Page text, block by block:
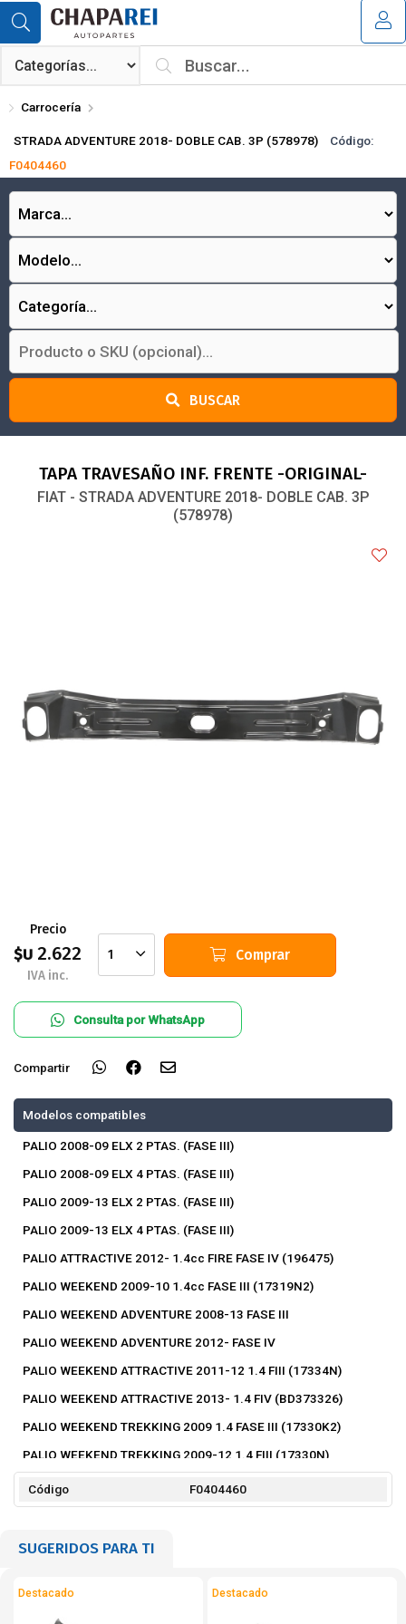
Compartir por email
¿Tienes cupón de descuento?
Carrocería
STRADA ADVENTURE 2018- DOBLE CAB. 3P (578978)
Código:
F0404460
BUSCAR
TAPA TRAVESAÑO INF. FRENTE -ORIGINAL-
FIAT - STRADA ADVENTURE 2018- DOBLE CAB. 3P
(578978)
Precio
$U 2.622
IVA inc.
1 Comprar
Consulta por WhatsApp
Compartir
Modelos compatibles
PALIO 2008-09 ELX 2 PTAS. (FASE III)
PALIO 2008-09 ELX 4 PTAS. (FASE III)
PALIO 2009-13 ELX 2 PTAS. (FASE III)
PALIO 2009-13 ELX 4 PTAS. (FASE III)
PALIO ATTRACTIVE 2012- 1.4cc FIRE FASE IV (196475)
PALIO WEEKEND 2009-10 1.4cc FASE III (17319N2)
PALIO WEEKEND ADVENTURE 2008-13 FASE III
PALIO WEEKEND ADVENTURE 2012- FASE IV
PALIO WEEKEND ATTRACTIVE 2011-12 1.4 FIII (17334N)
PALIO WEEKEND ATTRACTIVE 2013- 1.4 FIV (BD373326)
PALIO WEEKEND TREKKING 2009 1.4 FASE III (17330K2)
PALIO WEEKEND TREKKING 2009-12 1.4 FIII (17330N)
PALIO WEEKEND TREKKING 2013- 1.4 FIV (373356)
SIENA 2008-09 ELX 1.4cc FASE III (17218K2)
SIENA 2011-12 ATTRACTIVE 1.4cc FASE III (17234N)
Código F0404460
SUGERIDOS PARA TI
Destacado Destacado